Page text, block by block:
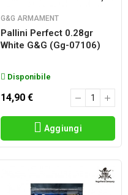
G&G ARMAMENT
Pallini Perfect 0.28gr
White G&g (gg-07106)
Disponibile
14,90 €
Aggiungi